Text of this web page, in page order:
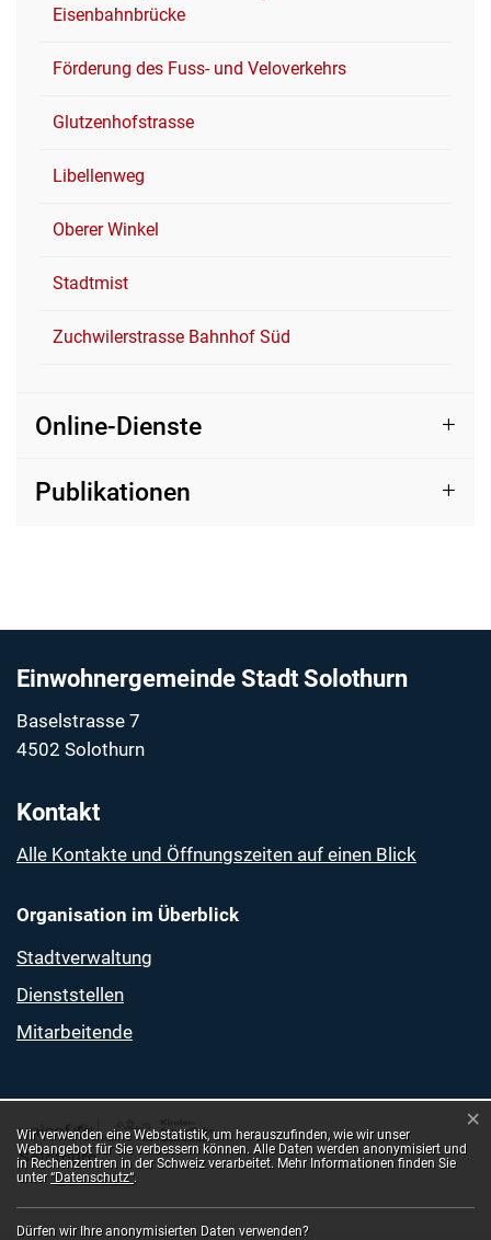
Eisenbahnbrücke
Förderung des Fuss- und Veloverkehrs
Glutzenhofstrasse
Libellenweg
Oberer Winkel
Stadtmist
Zuchwilerstrasse Bahnhof Süd
Online-Dienste
Publikationen
Einwohnergemeinde Stadt Solothurn
Baselstrasse 7
4502 Solothurn
Kontakt
Alle Kontakte und Öffnungszeiten auf einen Blick
Organisation im Überblick
Stadtverwaltung
Dienststellen
Mitarbeitende
Webstatistik
Wir verwenden eine Webstatistik, um herauszufinden, wie wir unser
Webangebot für Sie verbessern können. Alle Daten werden anonymisiert und
in Rechenzentren in der Schweiz verarbeitet. Mehr Informationen finden Sie
unter“Datenschutz“.
Dürfen wir Ihre anonymisierten Daten verwenden?
×